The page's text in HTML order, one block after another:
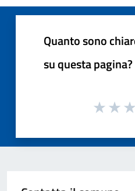
Quanto sono
su questa pagina?